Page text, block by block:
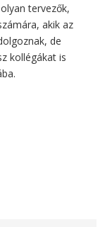
tervezők,
akik az
de
kollégákat is